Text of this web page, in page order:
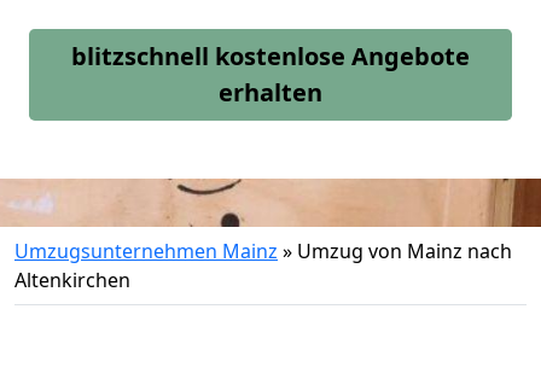
blitzschnell kostenlose Angebote
erhalten
Umzugsunternehmen Mainz » Umzug von Mainz nach
Altenkirchen